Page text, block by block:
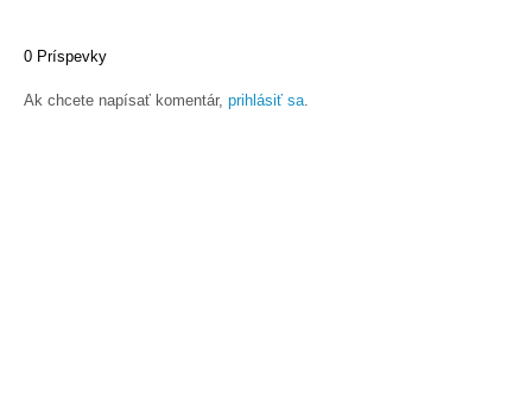
0 Príspevky
Ak chcete napísať komentár, prihlásiť sa